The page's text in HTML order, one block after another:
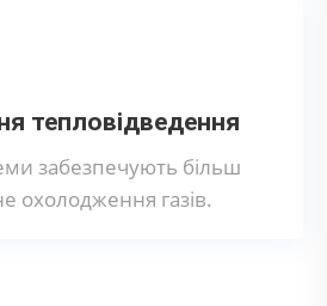
тепловідведення
забезпечують більш
охолодження газів.